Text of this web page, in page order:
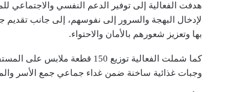
هدفت الفعالية إلى توفير الدعم النفسي والاجتماعي
لإدخال البهجة والسرور إلى نفوسهم، إلى جانب
بها وتعزيز شعورهم بالأمان والاحتواء.
كما شملت الفعالية توزيع 150
وجبات غذائية ساخنة ضمن غداء جماعي جمع الأسر